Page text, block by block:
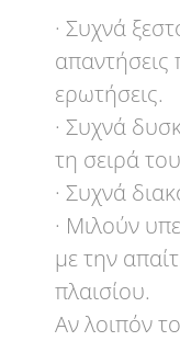
· Συχνά
ερωτήσεις.
· Συχνά
τη σειρά
· Συχνά
· Μιλούν
με την
πλαισίου.
Αν λοιπόν